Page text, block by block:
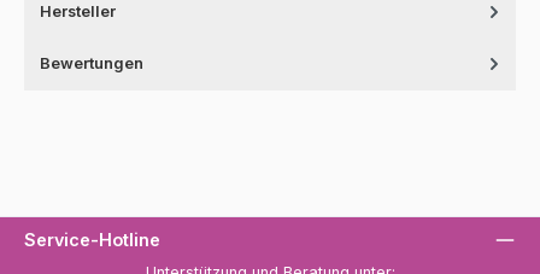
Hersteller
Bewertungen
Service-Hotline